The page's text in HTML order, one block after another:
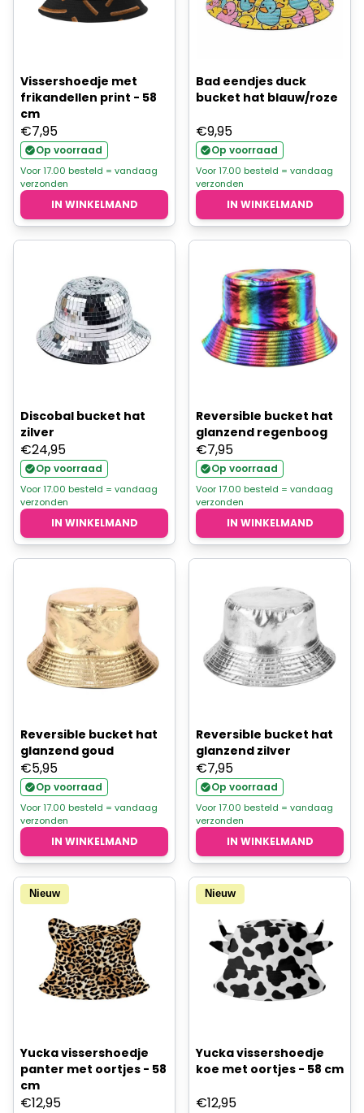
Vissershoedje met
frikandellen print - 58
cm
€7,95
Op voorraad
Voor 17.00 besteld = vandaag
verzonden
IN WINKELMAND
Bad eendjes duck
bucket hat blauw/roze
€9,95
Op voorraad
Voor 17.00 besteld = vandaag
verzonden
IN WINKELMAND
Discobal bucket hat
zilver
€24,95
Op voorraad
Voor 17.00 besteld = vandaag
verzonden
IN WINKELMAND
Reversible bucket hat
glanzend regenboog
€7,95
Op voorraad
Voor 17.00 besteld = vandaag
verzonden
IN WINKELMAND
Reversible bucket hat
glanzend goud
€5,95
Op voorraad
Voor 17.00 besteld = vandaag
verzonden
IN WINKELMAND
Reversible bucket hat
glanzend zilver
€7,95
Op voorraad
Voor 17.00 besteld = vandaag
verzonden
IN WINKELMAND
Nieuw
Yucka vissershoedje
panter met oortjes - 58
cm
€12,95
Nieuw
Yucka vissershoedje
koe met oortjes - 58 cm
€12,95